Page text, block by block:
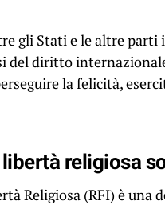
gli Stati e le altre
del diritto
la felicità,
religiosa
Religiosa (RFI) è